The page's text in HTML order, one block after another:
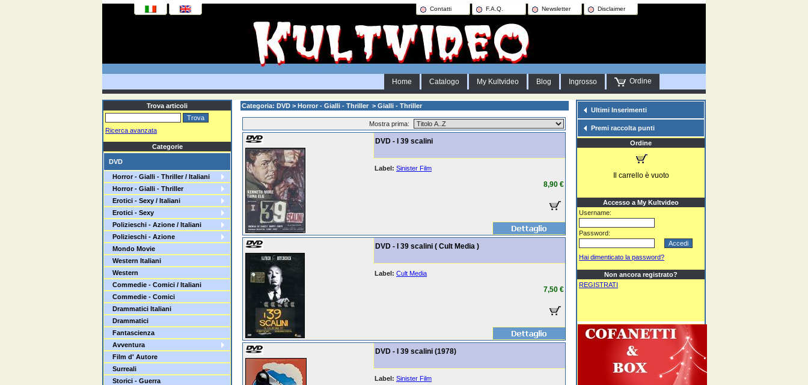
Contatti F.A.Q. Newsletter Disclaimer
Home Catalogo My Kultvideo Blog Ingrosso Ordine
Trova articoli
Ricerca avanzata
Categorie
DVD
Horror - Gialli - Thriller / Italiani
Horror - Gialli - Thriller
Erotici - Sexy / Italiani
Erotici - Sexy
Polizieschi - Azione / Italiani
Polizieschi - Azione
Mondo Movie
Western Italiani
Western
Commedie - Comici / Italiani
Commedie - Comici
Drammatici Italiani
Drammatici
Fantascienza
Avventura
Film d' Autore
Surreali
Storici - Guerra
Categoria: DVD > Horror - Gialli - Thriller > Gialli - Thriller
Mostra prima:
DVD - I 39 scalini
Label: Sinister Film
8,90 €
DVD - I 39 scalini ( Cult Media )
Label: Cult Media
7,50 €
DVD - I 39 scalini (1978)
Label: Sinister Film
Ultimi Inserimenti
Premi raccolta punti
Ordine
Il carrello è vuoto
Accesso a My Kultvideo
Username:
Password:
Hai dimenticato la password?
Non ancora registrato?
REGISTRATI